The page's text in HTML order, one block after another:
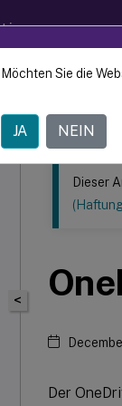
Dieser Inhalt
<
Dieser
Der
Möchten Sie die
JA NEIN